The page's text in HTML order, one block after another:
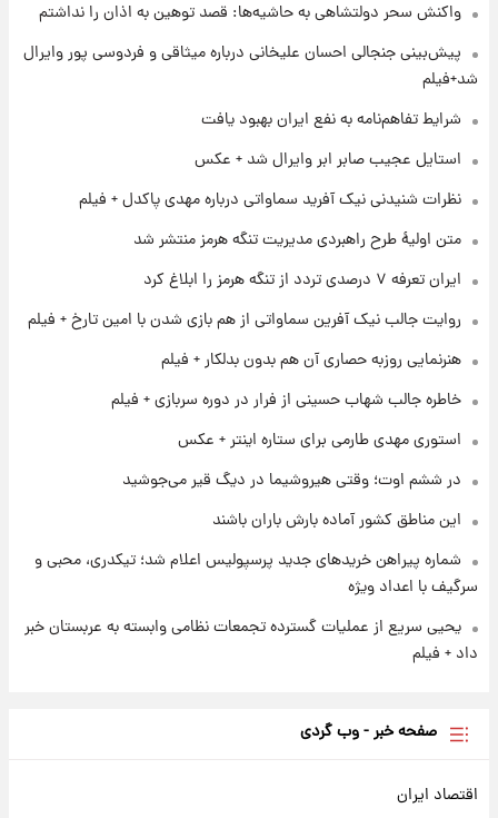
۱ روز پیش
شد
شرایط تازه فروش اقساطی سایپا اعلام شد؛
شاهین، کوییک، اطلس، سهند و ساینا با اقساط
بلندمدت + جدول
۱ روز پیش
قیمت سکه و طلا فردا
۱ روز پیش
فال حافظ پنجشنبه ۱۵ مرداد ماه ۱۴۰۵
واکنش سحر دولتشاهی به حاشیه‌ها: قصد توهین به اذان را نداشتم
پیش‌بینی جنجالی احسان علیخانی درباره میثاقی و فردوسی پور وایرال
شد+فیلم
شرایط تفاهم‌نامه به نفع ایران بهبود یافت
استایل عجیب صابر ابر وایرال شد + عکس
نظرات شنیدنی نیک آفرید سماواتی درباره مهدی پاکدل + فیلم
متن اولیۀ طرح راهبردی مدیریت تنگه هرمز منتشر شد
ایران تعرفه ۷ درصدی تردد از تنگه هرمز را ابلاغ کرد
روایت جالب نیک آفرین سماواتی از هم بازی شدن با امین تارخ + فیلم
هنرنمایی روزبه حصاری آن هم بدون بدلکار + فیلم
خاطره جالب شهاب حسینی از فرار در دوره سربازی + فیلم
استوری مهدی طارمی برای ستاره اینتر + عکس
در ششم اوت؛ وقتی هیروشیما در دیگ قیر می‌جوشید
این مناطق کشور آماده بارش باران باشند
شماره پیراهن خریدهای جدید پرسپولیس اعلام شد؛ تیکدری، محبی و
سرگیف با اعداد ویژه
یحیی سریع از عملیات گسترده تجمعات نظامی وابسته به عربستان خبر
داد + فیلم
صفحه خبر - وب گردی
اقتصاد ایران